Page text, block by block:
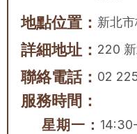
地點位置： 新北市
詳細地址： 220
聯絡電話： 02
服務時間：
星期一：